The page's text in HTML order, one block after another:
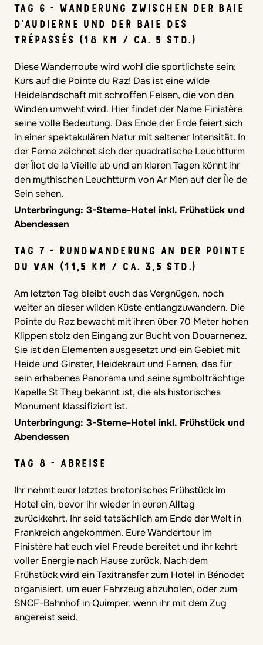
TAG 6 - WANDERUNG ZWISCHEN DER BAIE
D'AUDIERNE UND DER BAIE DES
TRÉPASSÉS (18 KM / CA. 5 STD.)
Diese Wanderroute wird wohl die sportlichste sein:
Kurs auf die Pointe du Raz! Das ist eine wilde
Heidelandschaft mit schroffen Felsen, die von den
Winden umweht wird. Hier findet der Name Finistère
seine volle Bedeutung. Das Ende der Erde feiert sich
in einer spektakulären Natur mit seltener Intensität. In
der Ferne zeichnet sich der quadratische Leuchtturm
der Îlot de la Vieille ab und an klaren Tagen könnt ihr
den mythischen Leuchtturm von Ar Men auf der Île de
Sein sehen.
Unterbringung: 3-Sterne-Hotel inkl. Frühstück und
Abendessen
TAG 7 - RUNDWANDERUNG AN DER POINTE
DU VAN (11,5 KM / CA. 3,5 STD.)
Am letzten Tag bleibt euch das Vergnügen, noch
weiter an dieser wilden Küste entlangzuwandern. Die
Pointe du Raz bewacht mit ihren über 70 Meter hohen
Klippen stolz den Eingang zur Bucht von Douarnenez.
Sie ist den Elementen ausgesetzt und ein Gebiet mit
Heide und Ginster, Heidekraut und Farnen, das für
sein erhabenes Panorama und seine symbolträchtige
Kapelle St They bekannt ist, die als historisches
Monument klassifiziert ist.
Unterbringung: 3-Sterne-Hotel inkl. Frühstück und
Abendessen
TAG 8 - ABREISE
Ihr nehmt euer letztes bretonisches Frühstück im
Hotel ein, bevor ihr wieder in euren Alltag
zurückkehrt. Ihr seid tatsächlich am Ende der Welt in
Frankreich angekommen. Eure Wandertour im
Finistère hat euch viel Freude bereitet und ihr kehrt
voller Energie nach Hause zurück. Nach dem
Frühstück wird ein Taxitransfer zum Hotel in Bénodet
organisiert, um euer Fahrzeug abzuholen, oder zum
SNCF-Bahnhof in Quimper, wenn ihr mit dem Zug
angereist seid.